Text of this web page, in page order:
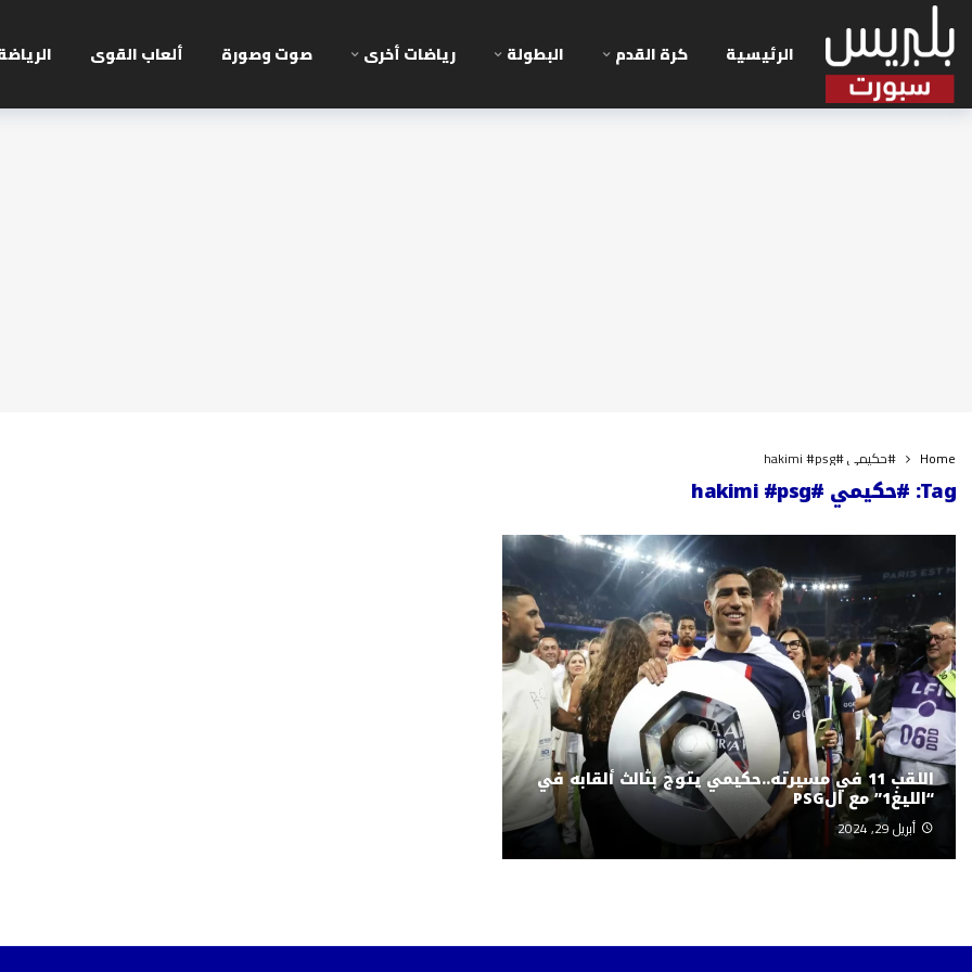
الرئيسية كرة القدم البطولة رياضات أخرى صوت وصورة ألعاب القوى
Home #حكيمي #hakimi #psg
Tag: #حكيمي #hakimi #psg
اللقب 11 في مسيرته..حكيمي يتوج بثالث ألقابه في
“الليغ1” مع الPSG
أبريل 29, 2024